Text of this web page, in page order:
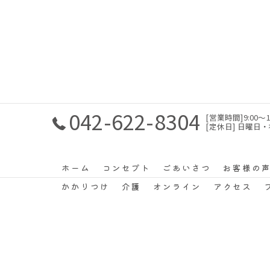
042-622-8304 [営業時間]9:00〜
[定休日] 日曜日
ホーム コンセプト ごあいさつ
お客様の
かかりつけ
介護 オンライン アクセス